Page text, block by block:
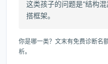
这类孩子的问题是“结构
搭框架。
你是哪一类？文末有免费诊断名
析。